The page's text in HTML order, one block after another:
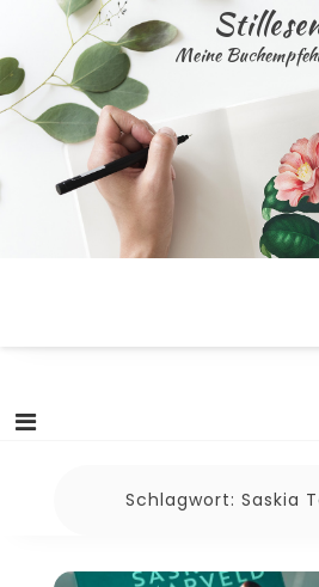
content
Meine
Schlagwort: Saskia